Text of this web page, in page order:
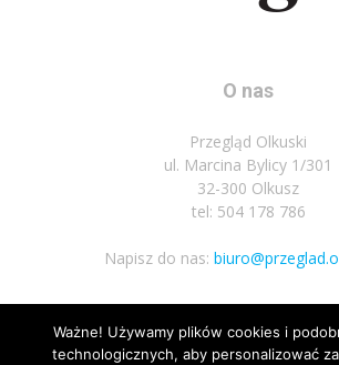
O nas
Przegląd Olkuski
ul. Marcina Bylicy 1/301
32-300 Olkusz
tel: 504 178 786
Napisz do nas:
Podążaj za nami
Ważne! Używamy plików cookies i
technologicznych, aby personalizować